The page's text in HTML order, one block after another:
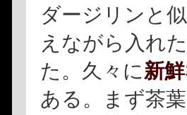
ダージリンと
えながら入れ
た。久々に新
ある。まず茶